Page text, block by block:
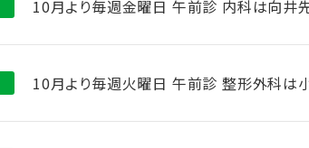
10月より毎週金曜日 午前診 内科は向井
10月より毎週火曜日 午前診 整形外科は